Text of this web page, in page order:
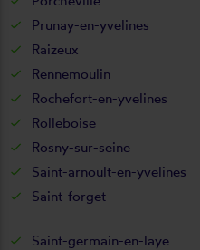
Prunay-en-yvelines
Raizeux
Rennemoulin
Rochefort-en-yvelines
Rolleboise
Rosny-sur-seine
Saint-arnoult-en-yvelines
Saint-forget
Saint-germain-en-laye